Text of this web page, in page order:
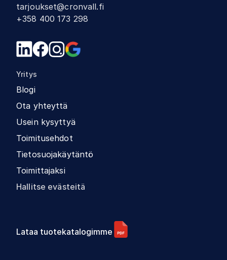
tarjoukset@cronvall.fi
+358 400 173 298
Yritys
Blogi
Ota yhteyttä
Usein kysyttyä
Toimitusehdot
Tietosuojakäytäntö
Toimittajaksi
Hallitse evästeitä
Lataa tuotekatalogimme